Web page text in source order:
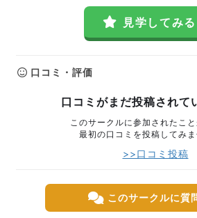
見学してみる
口コミ・評価
口コミがまだ投稿されて
このサークルに参加されたこ
最初の口コミを投稿してみま
>>口コミ投稿
このサークルに質